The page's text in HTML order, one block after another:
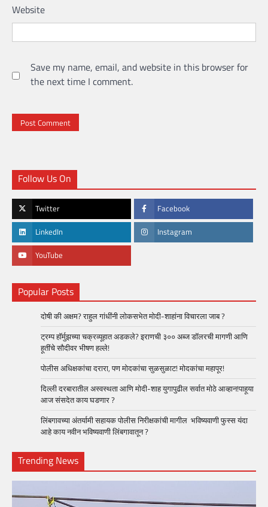
Website
Save my name, email, and website in this browser for
the next time I comment.
Follow Us On
Twitter Facebook
LinkedIn Instagram
YouTube
Popular Posts
दोषी की अक्षम? राहुल गांधींनी लोकसभेत मोदी-शाहांना विचारला जाब ?
ट्रम्प हॉर्मुझच्या चक्रव्यूहात अडकले? इराणची ३०० अब्ज डॉलरची मागणी आणि
हूतींचे सौदीवर भीषण हल्ले!
पोलीस अधिक्षकांचा दरारा, पण मोदकांचा सुळसुळाट! मोदकांचा महापूर!
दिल्ली दरबारातील अस्वस्थता आणि मोदी-शाह युगापुढील सर्वात मोठे आव्हान!पाहूया
आज संसदेत काय घडणार ?
लिंबगावच्या अंतर्यामी सहायक पोलीस निरीक्षकांची मागील भविष्यवाणी फुस्स यंदा
आहे काय नवीन भविष्यवाणी लिंबगावातून ?
Trending News